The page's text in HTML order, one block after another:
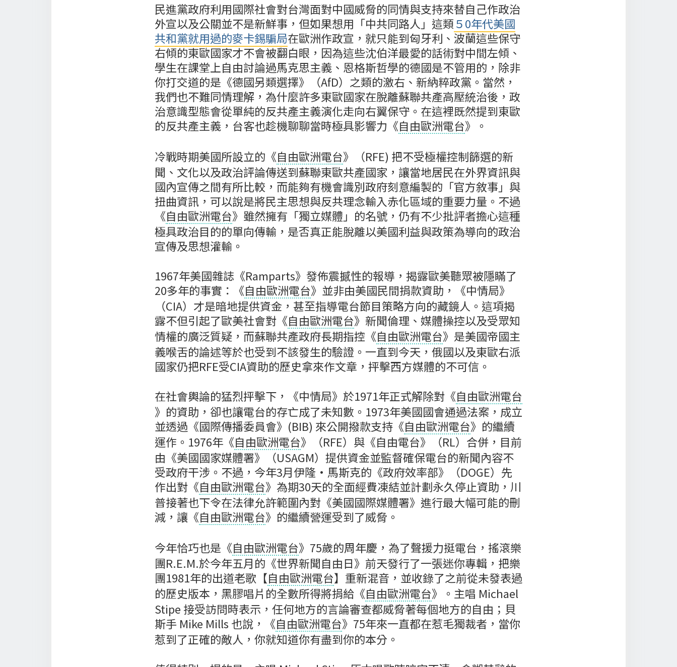
民進黨政府利用國際社會對台灣面對中國威脅的同情與支持來替自己作政治
外宣以及公關並不是新鮮事，但如果想用「中共同路人」這類５0年代美國
共和黨就用過的麥卡錫騙局在歐洲作政宣，就只能到匈牙利、波蘭這些保守
右傾的東歐國家才不會被翻白眼，因為這些沈伯洋最愛的話術對中間左傾、
學生在課堂上自由討論過馬克思主義、恩格斯哲學的德國是不管用的，除非
你打交道的是《德國另類選擇》（AfD）之類的激右、新納粹政黨。當然，
我們也不難同情理解，為什麼許多東歐國家在脫離蘇聯共產高壓統治後，政
治意識型態會從單純的反共產主義演化走向右翼保守。在這裡既然提到東歐
的反共產主義，台客也趁機聊聊當時極具影響力《自由歐洲電台》。
冷戰時期美國所設立的《自由歐洲電台》（RFE) 把不受極權控制篩選的新
聞、文化以及政治評論傳送到蘇聯東歐共產國家，讓當地居民在外界資訊與
國內宣傳之間有所比較，而能夠有機會識別政府刻意編製的「官方敘事」與
扭曲資訊，可以說是將民主思想與反共理念輸入赤化區域的重要力量。不過
《自由歐洲電台》雖然擁有「獨立媒體」的名號，仍有不少批評者擔心這種
極具政治目的的單向傳輸，是否真正能脫離以美國利益與政策為導向的政治
宣傳及思想灌輸。
1967年美國雜誌《Ramparts》發佈震撼性的報導，揭露歐美聽眾被隱瞞了
20多年的事實：《自由歐洲電台》並非由美國民間捐款資助，《中情局》
（CIA）才是暗地提供資金，甚至指導電台節目策略方向的藏鏡人。這項揭
露不但引起了歐美社會對《自由歐洲電台》新聞倫理、媒體操控以及受眾知
情權的廣泛質疑，而蘇聯共產政府長期指控《自由歐洲電台》是美國帝國主
義喉舌的論述等於也受到不該發生的驗證。一直到今天，俄國以及東歐右派
國家仍把RFE受CIA資助的歷史拿來作文章，抨擊西方媒體的不可信。
在社會輿論的猛烈抨擊下，《中情局》於1971年正式解除對《自由歐洲電台
》的資助，卻也讓電台的存亡成了未知數。1973年美國國會通過法案，成立
並透過《國際傳播委員會》(BIB) 來公開撥款支持《自由歐洲電台》的繼續
運作。1976年《自由歐洲電台》（RFE）與《自由電台》（RL）合併，目前
由《美國國家媒體署》（USAGM）提供資金並監督確保電台的新聞內容不
受政府干涉。不過，今年3月伊隆·馬斯克的《政府效率部》（DOGE）先
作出對《自由歐洲電台》為期30天的全面經費凍結並計劃永久停止資助，川
普接著也下令在法律允許範圍內對《美國國際媒體署》進行最大幅可能的刪
減，讓《自由歐洲電台》的繼續營運受到了威脅。
今年恰巧也是《自由歐洲電台》75歲的周年慶，為了聲援力挺電台，搖滾樂
團R.E.M.於今年五月的《世界新聞自由日》前天發行了一張迷你專輯，把樂
團1981年的出道老歌【自由歐洲電台】重新混音，並收錄了之前從未發表過
的歷史版本，黑膠唱片的全數所得將捐給《自由歐洲電台》。主唱 Michael
Stipe 接受訪問時表示，任何地方的言論審查都威脅著每個地方的自由；貝
斯手 Mike Mills 也說，《自由歐洲電台》75年來一直都在惹毛獨裁者，當你
惹到了正確的敵人，你就知道你有盡到你的本分。